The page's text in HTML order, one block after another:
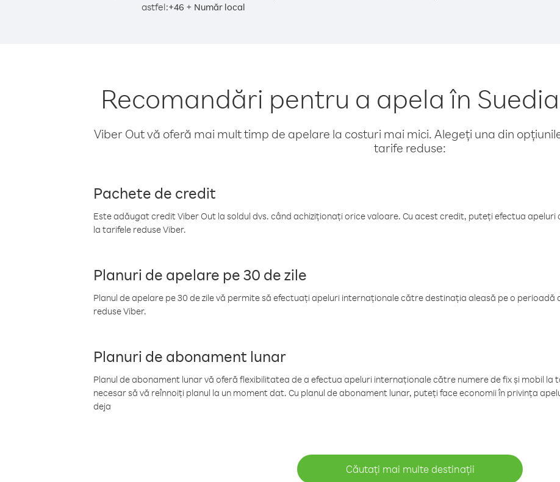
astfel:+46 + Număr local
Recomandări pentru a apela în
Viber Out vă oferă mai mult timp de apelare la costuri mai mici. Alegeți una din
tarife reduse:
Pachete de credit
Este adăugat credit Viber Out la soldul dvs. când achiziționați orice valoare. Cu acest credit, puteți efectua apeluri
la tarifele reduse Viber.
Planuri de apelare pe 30 de zile
Planul de apelare pe 30 de zile vă permite să efectuați apeluri internaționale către destinația aleasă pe o perioadă
reduse Viber.
Planuri de abonament lunar
Planul de abonament lunar vă oferă flexibilitatea de a efectua apeluri internaționale către numere de fix și mobil la
necesar să vă reînnoiți planul la un moment dat. Cu planul de abonament lunar, puteți face economii în privința
deja
Căutați mai multe destinații